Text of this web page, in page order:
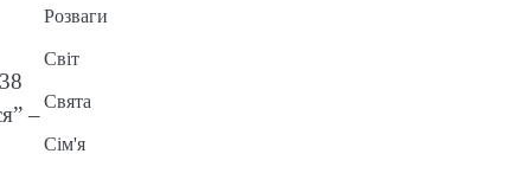
–
Розваги
Світ
Свята
Сім'я